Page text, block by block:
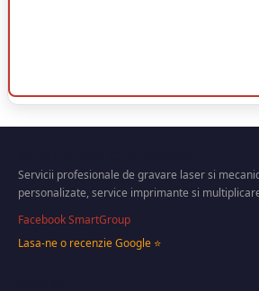
Servicii profesionale de gravare laser si
personalizate, service imprimante si
Facebook SmartGroup
Lasa-ne o recenzie Google ⭐